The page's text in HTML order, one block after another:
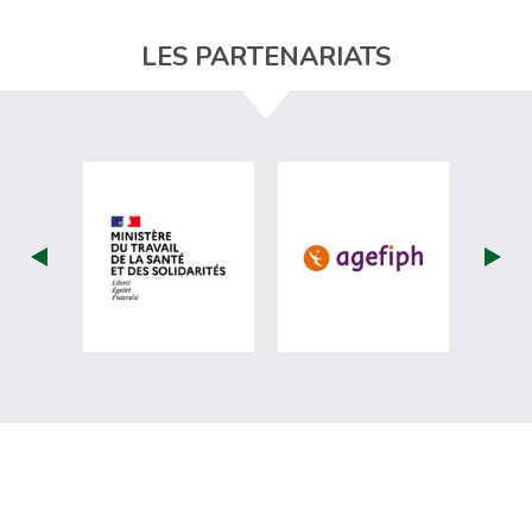
LES PARTENARIATS
visiter les site de Ministère du travail
visiter les